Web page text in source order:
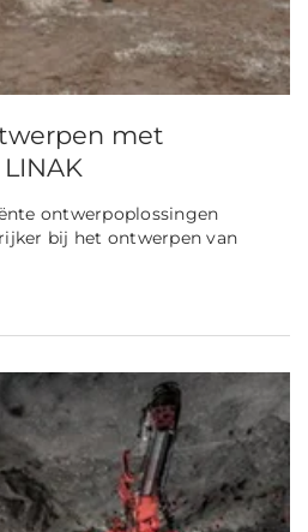
met
ontwerpoplossingen
bij het ontwerpen van